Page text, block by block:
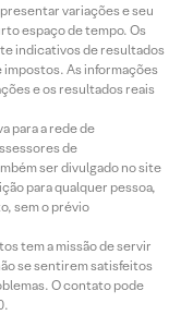
variações e seu
espaço de tempo. Os
indicativos de resultados
impostos. As informações
e os resultados reais
para a rede de
de
ser divulgado no site
para qualquer pessoa,
sem o prévio
tem a missão de servir
se sentirem satisfeitos
O contato pode